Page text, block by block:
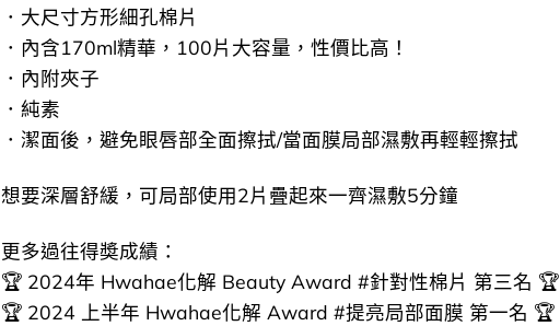
．大尺寸方形細孔棉片
．內含170ml精華，100片大容量，性價比高！
．內附夾子
．純素
．潔面後，避免眼唇部全面擦拭/當面膜局部濕敷再輕輕擦拭
想要深層舒緩，可局部使用2片疊起來一齊濕敷5分鐘
更多過往得奬成績：
🏆 2024年 Hwahae化解 Beauty Award #針對性棉片 第三名 🏆
🏆 2024 上半年 Hwahae化解 Award #提亮局部面膜 第一名 🏆